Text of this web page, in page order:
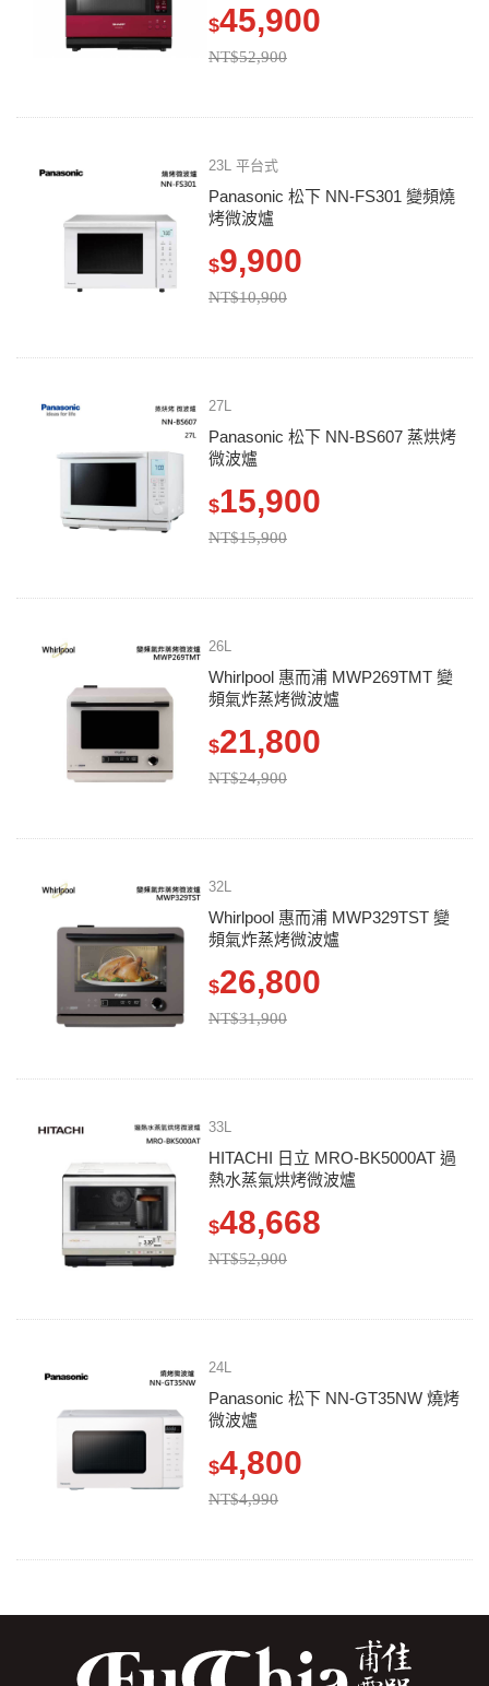
$45,900
NT$52,900
23L 平台式
Panasonic 松下 NN-FS301 變頻燒
烤微波爐
$9,900
NT$10,900
27L
Panasonic 松下 NN-BS607 蒸烘烤
微波爐
$15,900
NT$15,900
26L
Whirlpool 惠而浦 MWP269TMT 變
頻氣炸蒸烤微波爐
$21,800
NT$24,900
32L
Whirlpool 惠而浦 MWP329TST 變
頻氣炸蒸烤微波爐
$26,800
NT$31,900
33L
HITACHI 日立 MRO-BK5000AT 過
熱水蒸氣烘烤微波爐
$48,668
NT$52,900
24L
Panasonic 松下 NN-GT35NW 燒烤
微波爐
$4,800
NT$4,990